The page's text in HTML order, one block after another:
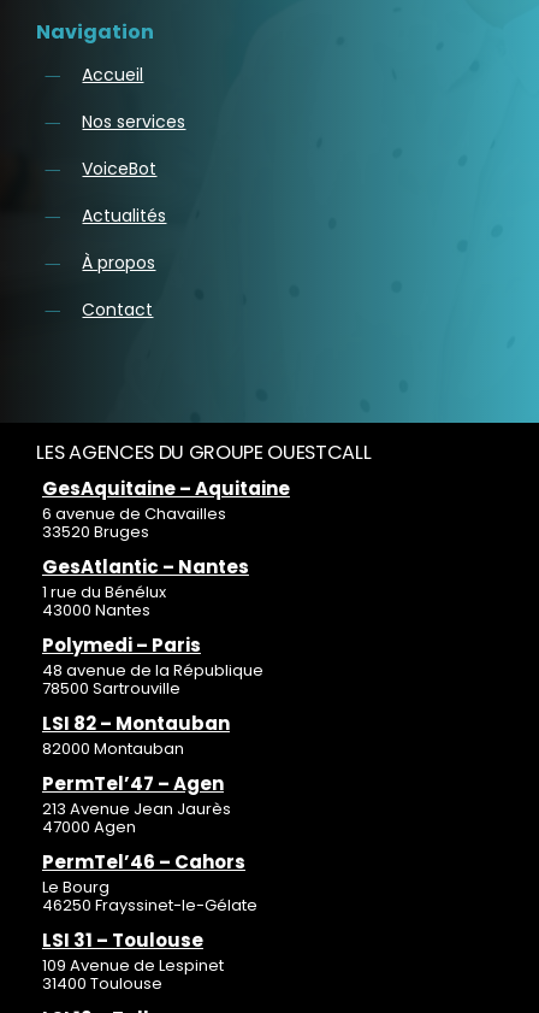
Navigation
Accueil
Nos services
VoiceBot
Actualités
À propos
Contact
LES AGENCES DU GROUPE OUESTCALL
GesAquitaine – Aquitaine
6 avenue de Chavailles
33520 Bruges
GesAtlantic – Nantes
1 rue du Bénélux
43000 Nantes
Polymedi – Paris
48 avenue de la République
78500 Sartrouville
LSI 82 – Montauban
82000 Montauban
PermTel’47 – Agen
213 Avenue Jean Jaurès
47000 Agen
PermTel’46 – Cahors
Le Bourg
46250 Frayssinet-le-Gélate
LSI 31 – Toulouse
109 Avenue de Lespinet
31400 Toulouse